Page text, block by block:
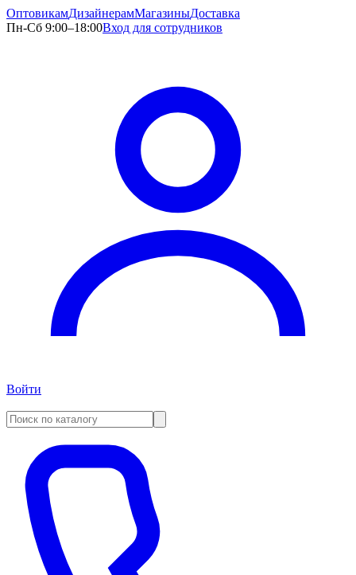
ОптовикамДизайнерамМагазиныДоставка
Пн-Сб 9:00–18:00Вход для сотрудников
Войти